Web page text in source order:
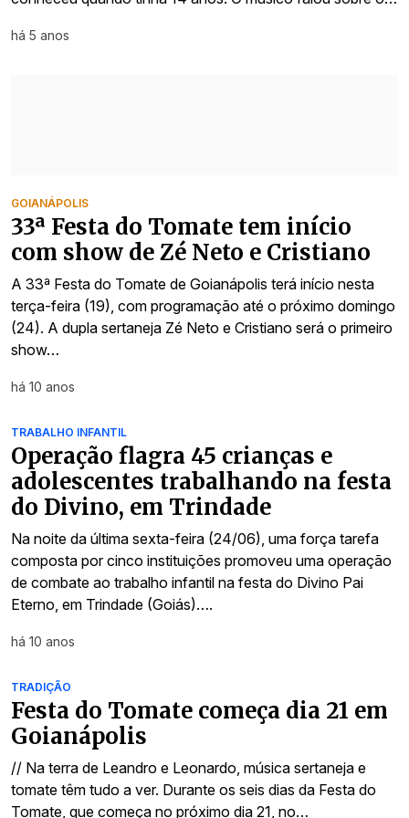
há 5 anos
GOIANÁPOLIS
33ª Festa do Tomate tem início
com show de Zé Neto e Cristiano
A 33ª Festa do Tomate de Goianápolis terá início nesta
terça-feira (19), com programação até o próximo domingo
(24). A dupla sertaneja Zé Neto e Cristiano será o primeiro
show…
há 10 anos
TRABALHO INFANTIL
Operação flagra 45 crianças e
adolescentes trabalhando na festa
do Divino, em Trindade
Na noite da última sexta-feira (24/06), uma força tarefa
composta por cinco instituições promoveu uma operação
de combate ao trabalho infantil na festa do Divino Pai
Eterno, em Trindade (Goiás)….
há 10 anos
TRADIÇÃO
Festa do Tomate começa dia 21 em
Goianápolis
// Na terra de Leandro e Leonardo, música sertaneja e
tomate têm tudo a ver. Durante os seis dias da Festa do
Tomate, que começa no próximo dia 21, no…